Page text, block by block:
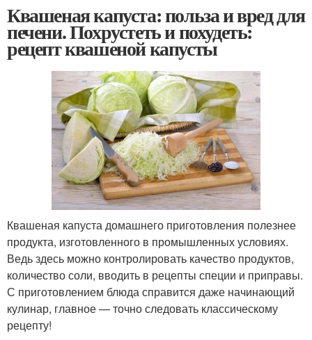
Квашеная капуста: польза и вред для
печени. Похрустеть и похудеть:
рецепт квашеной капусты
Квашеная капуста домашнего приготовления полезнее
продукта, изготовленного в промышленных условиях.
Ведь здесь можно контролировать качество продуктов,
количество соли, вводить в рецепты специи и приправы.
С приготовлением блюда справится даже начинающий
кулинар, главное — точно следовать классическому
рецепту!